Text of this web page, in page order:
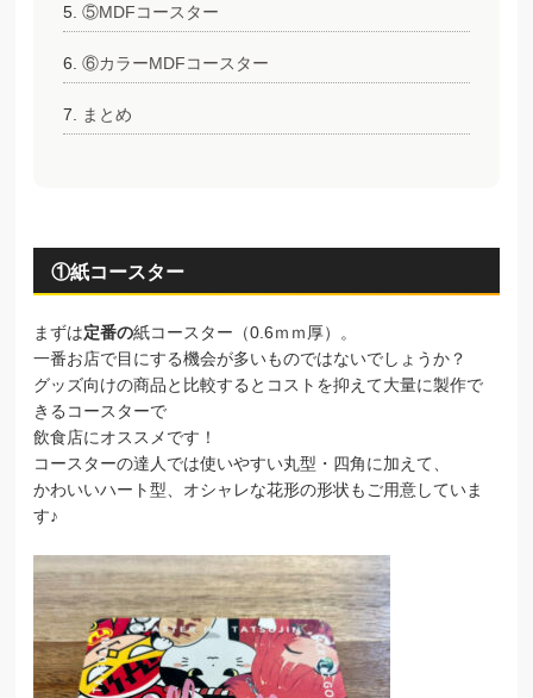
⑤MDFコースター
⑥カラーMDFコースター
まとめ
①紙コースター
まずは定番の紙コースター（0.6ｍｍ厚）。
一番お店で目にする機会が多いものではないでしょうか？
グッズ向けの商品と比較するとコストを抑えて大量に製作で
きるコースターで
飲食店にオススメです！
コースターの達人では使いやすい丸型・四角に加えて、
かわいいハート型、オシャレな花形の形状もご用意していま
す♪